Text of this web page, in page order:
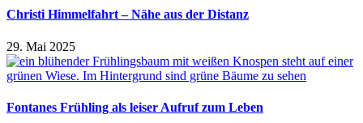
Christi Himmelfahrt – Nähe aus der Distanz
29. Mai 2025
Fontanes Frühling als leiser Aufruf zum Leben